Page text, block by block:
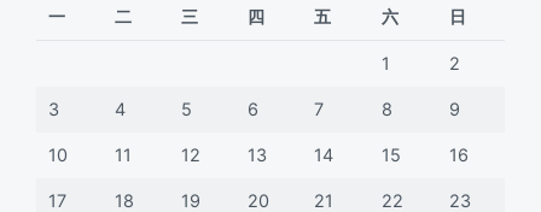
一 二 三 四 五 六 日
1 2
3 4 5 6 7 8 9
10 11 12 13 14 15 16
17 18 19 20 21 22 23